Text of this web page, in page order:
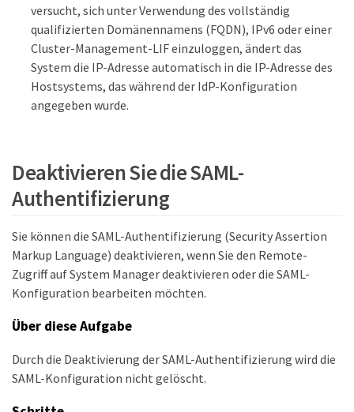
versucht, sich unter Verwendung des vollständig
qualifizierten Domänennamens (FQDN), IPv6 oder einer
Cluster-Management-LIF einzuloggen, ändert das
System die IP-Adresse automatisch in die IP-Adresse des
Hostsystems, das während der IdP-Konfiguration
angegeben wurde.
Deaktivieren Sie die SAML-
Authentifizierung
Sie können die SAML-Authentifizierung (Security Assertion
Markup Language) deaktivieren, wenn Sie den Remote-
Zugriff auf System Manager deaktivieren oder die SAML-
Konfiguration bearbeiten möchten.
Über diese Aufgabe
Durch die Deaktivierung der SAML-Authentifizierung wird die
SAML-Konfiguration nicht gelöscht.